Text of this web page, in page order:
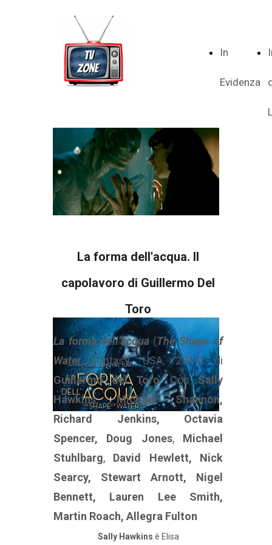
In
Evidenza
La forma dell'acqua. Il
capolavoro di Guillermo Del
Toro
La forma dell’acqua(The Shape of
Water, fantasy, USA, 2017) di
Guillermo del Toro. ConSally
Hawkins,Michael Shannon,
Richard Jenkins, Octavia
Spencer, Doug Jones, Michael
Stuhlbarg, David Hewlett, Nick
Searcy, Stewart Arnott, Nigel
Bennett, Lauren Lee Smith,
Martin Roach, Allegra Fulton
Sally Hawkins è Elisa